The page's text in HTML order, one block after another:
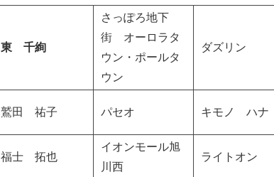
東 千絢
さっぽろ地下
街 オーロラタ
ウン・ポールタ
ウン
ダズリン
鷲田 祐子 パセオ キモノ ハナ
福士 拓也
イオンモール旭
川西
ライトオン